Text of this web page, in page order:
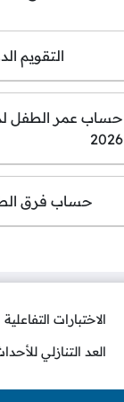
التقويم
2026
حساب فرق
الاختبارات التفاعلية
العد التنازلي